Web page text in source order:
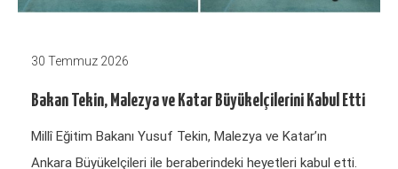
30 Temmuz 2026
Bakan Tekin, Malezya ve Katar Büyükelçilerini Kabul Etti
Millî Eğitim Bakanı Yusuf Tekin, Malezya ve Katar’ın
Ankara Büyükelçileri ile beraberindeki heyetleri kabul etti.